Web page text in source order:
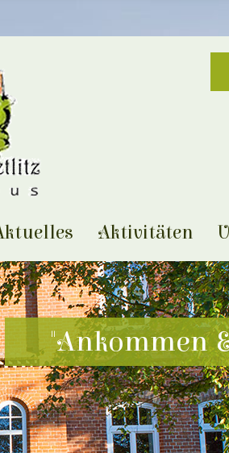
Aktivitäten
"Ankommen